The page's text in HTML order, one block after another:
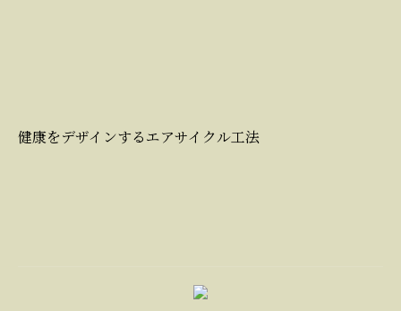
健康をデザインするエアサイクル工法